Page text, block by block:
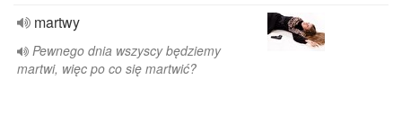
martwy
Pewnego dnia wszyscy będziemy
martwi, więc po co się martwić?